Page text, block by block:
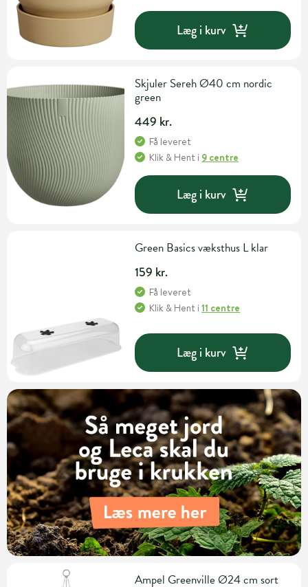
Læg i kurv
Skjuler Sereh Ø40 cm nordic
green
449 kr.
Få leveret
Klik & Hent i 9 centre
Læg i kurv
Green Basics væksthus L klar
159 kr.
Få leveret
Klik & Hent i11 centre
Læg i kurv
Ampel Greenville Ø24 cm sort